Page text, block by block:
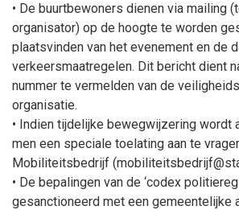
• De buurtbewoners dienen via mailing
organisator) op de hoogte te worden
plaatsvinden van het evenement en de
verkeersmaatregelen. Dit bericht dient
nummer te vermelden van de
organisatie.
• Indien tijdelijke bewegwijzering wordt
men een speciale toelating aan te
Mobiliteitsbedrijf
• De bepalingen van de ‘codex
gesanctioneerd met een gemeentelijke